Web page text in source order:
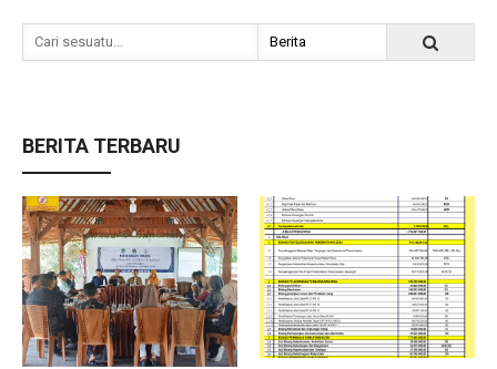
BERITA TERBARU